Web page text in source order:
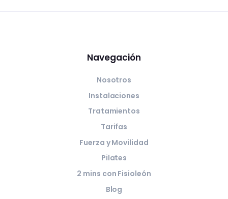
Navegación
Nosotros
Instalaciones
Tratamientos
Tarifas
Fuerza y Movilidad
Pilates
2 mins con Fisioleón
Blog